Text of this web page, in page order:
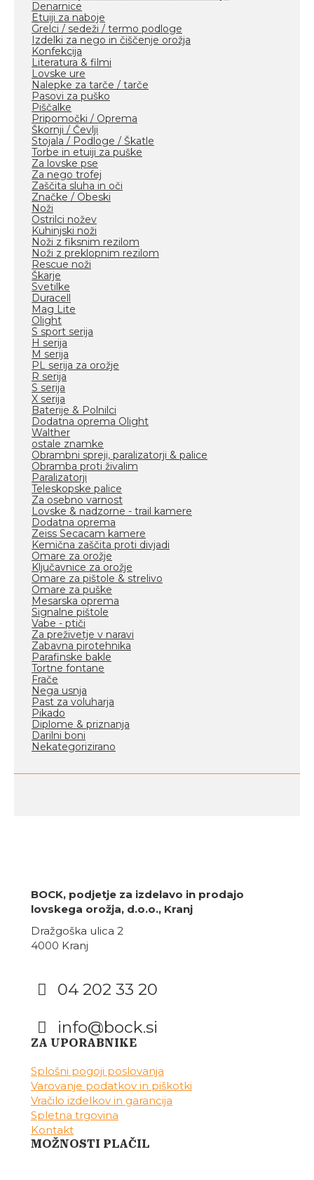
Denarnice
Etuiji za naboje
Grelci / sedeži / termo podloge
Izdelki za nego in čiščenje orožja
Konfekcija
Literatura & filmi
Lovske ure
Nalepke za tarče / tarče
Pasovi za puško
Piščalke
Pripomočki / Oprema
Škornji / Čevlji
Stojala / Podloge / Škatle
Torbe in etuiji za puške
Za lovske pse
Za nego trofej
Zaščita sluha in oči
Značke / Obeski
Noži
Ostrilci nožev
Kuhinjski noži
Noži z fiksnim rezilom
Noži z preklopnim rezilom
Rescue noži
Škarje
Svetilke
Duracell
Mag Lite
Olight
S sport serija
H serija
M serija
PL serija za orožje
R serija
S serija
X serija
Baterije & Polnilci
Dodatna oprema Olight
Walther
ostale znamke
Obrambni spreji, paralizatorji & palice
Obramba proti živalim
Paralizatorji
Teleskopske palice
Za osebno varnost
Lovske & nadzorne - trail kamere
Dodatna oprema
Zeiss Secacam kamere
Kemična zaščita proti divjadi
Omare za orožje
Ključavnice za orožje
Omare za pištole & strelivo
Omare za puške
Mesarska oprema
Signalne pištole
Vabe - ptiči
Za preživetje v naravi
Zabavna pirotehnika
Parafinske bakle
Tortne fontane
Frače
Nega usnja
Past za voluharja
Pikado
Diplome & priznanja
Darilni boni
Nekategorizirano
BOCK, podjetje za izdelavo in prodajo
lovskega orožja, d.o.o., Kranj
Dražgoška ulica 2
4000 Kranj
04 202 33 20
info@bock.si
Facebook
Instagram
ZA UPORABNIKE
Splošni pogoji poslovanja
Varovanje podatkov in piškotki
Vračilo izdelkov in garancija
Spletna trgovina
Kontakt
MOŽNOSTI PLAČIL